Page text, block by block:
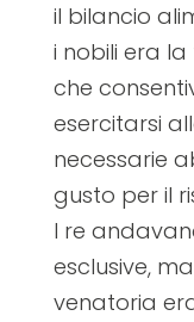
il bilancio
i nobili era
che
esercitarsi
necessarie
gusto per il
I re
esclusive,
venatoria